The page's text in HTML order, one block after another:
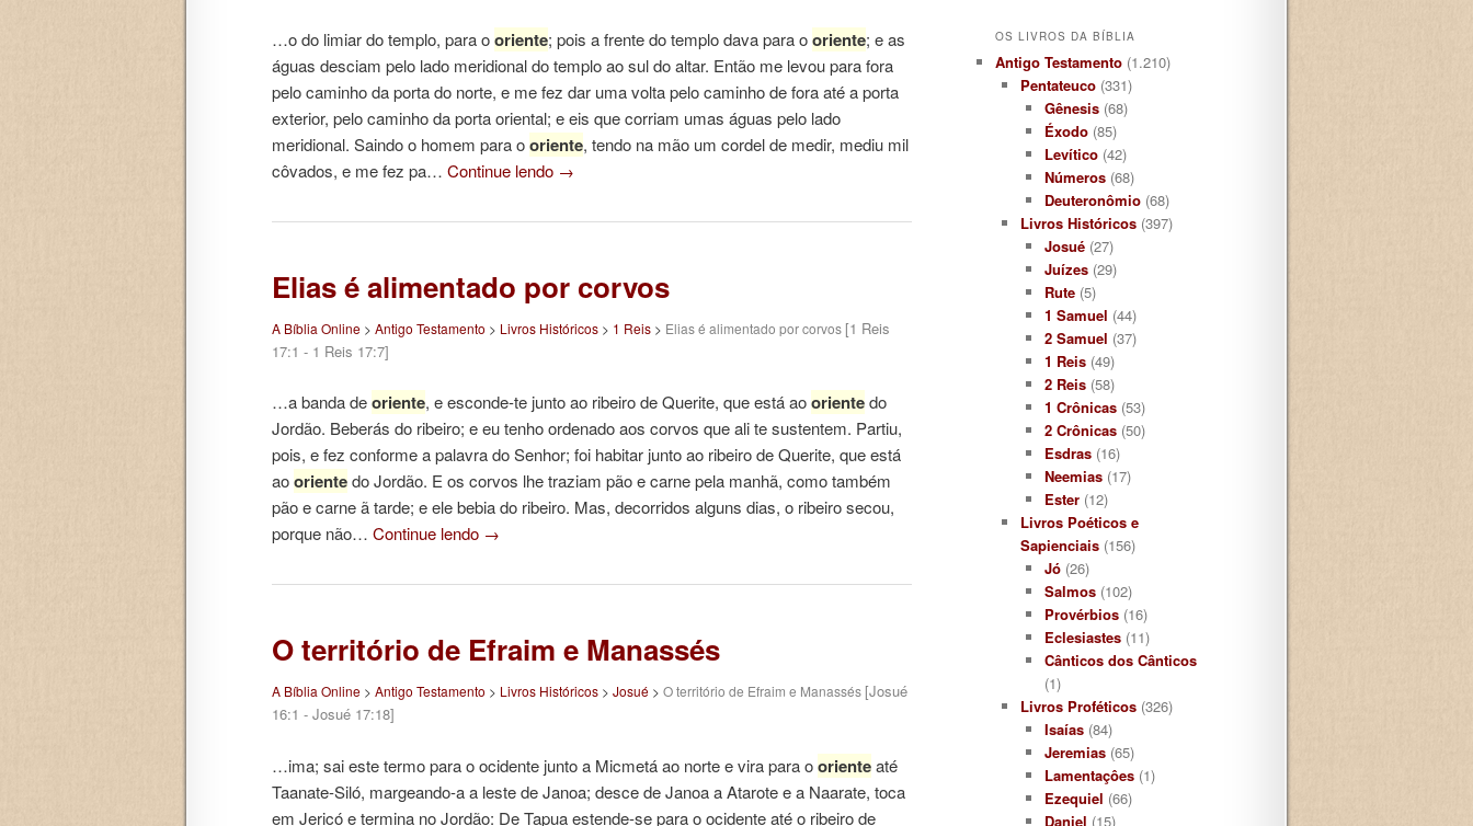
…o do limiar do templo, para ooriente; pois a frente do templo dava para ooriente; e as
águas desciam pelo lado meridional do templo ao sul do altar. Então me levou para fora
pelo caminho da porta do norte, e me fez dar uma volta pelo caminho de fora até a porta
exterior, pelo caminho da porta oriental; e eis que corriam umas águas pelo lado
meridional. Saindo o homem para ooriente, tendo na mão um cordel de medir, mediu mil
côvados, e me fez pa… Continue lendo →
Elias é alimentado por corvos
A Bíblia Online > Antigo Testamento > Livros Históricos > 1 Reis > Elias é alimentado por corvos [1 Reis
17:1 - 1 Reis 17:7]
…a banda deoriente, e esconde-te junto ao ribeiro de Querite, que está aoorientedo
Jordão. Beberás do ribeiro; e eu tenho ordenado aos corvos que ali te sustentem. Partiu,
pois, e fez conforme a palavra do Senhor; foi habitar junto ao ribeiro de Querite, que está
aoorientedo Jordão. E os corvos lhe traziam pão e carne pela manhã, como também
pão e carne ã tarde; e ele bebia do ribeiro. Mas, decorridos alguns dias, o ribeiro secou,
porque não… Continue lendo →
O território de Efraim e Manassés
A Bíblia Online > Antigo Testamento > Livros Históricos > Josué > O território de Efraim e Manassés [Josué
16:1 - Josué 17:18]
…ima; sai este termo para o ocidente junto a Micmetá ao norte e vira para oorienteaté
Taanate-Siló, margeando-a a leste de Janoa; desce de Janoa a Atarote e a Naarate, toca
em Jericó e termina no Jordão: De Tapua estende-se para o ocidente até o ribeiro de
OS LIVROS DA BÍBLIA
Antigo Testamento (1.210)
Pentateuco(331)
Gênesis (68)
Éxodo (85)
Levítico (42)
Números (68)
Deuteronômio (68)
Livros Históricos(397)
Josué (27)
Juízes (29)
Rute (5)
1 Samuel (44)
2 Samuel (37)
1 Reis (49)
2 Reis (58)
1 Crônicas (53)
2 Crônicas (50)
Esdras (16)
Neemias (17)
Ester (12)
Livros Poéticos e
Sapienciais(156)
Jó (26)
Salmos (102)
Provérbios (16)
Eclesiastes (11)
Cânticos dos Cânticos
(1)
Livros Proféticos(326)
Isaías (84)
Jeremias (65)
Lamentaçôes (1)
Ezequiel (66)
Daniel (15)